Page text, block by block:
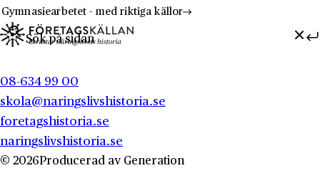
Gymnasiearbetet - med riktiga källor
Sök efter:
08-634 99 00
skola@naringslivshistoria.se
foretagshistoria.se
naringslivshistoria.se
© 2026Producerad av Generation